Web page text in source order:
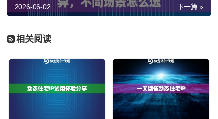
需要关注请求频率与间隔的设定。避免在极短时间内从
码逻辑中设置合理的随机，模拟人工操作的思考与浏览
时间。对于金融数据接口，尤其需要尊重其API调用频率
限制，将请求均匀分布在时间轴上。
请求头（User-Agent、Accept-Language等）的管理
一个固定不变的请求头是明显的机器特征。
下一篇 »
2026-06-02
相关阅读